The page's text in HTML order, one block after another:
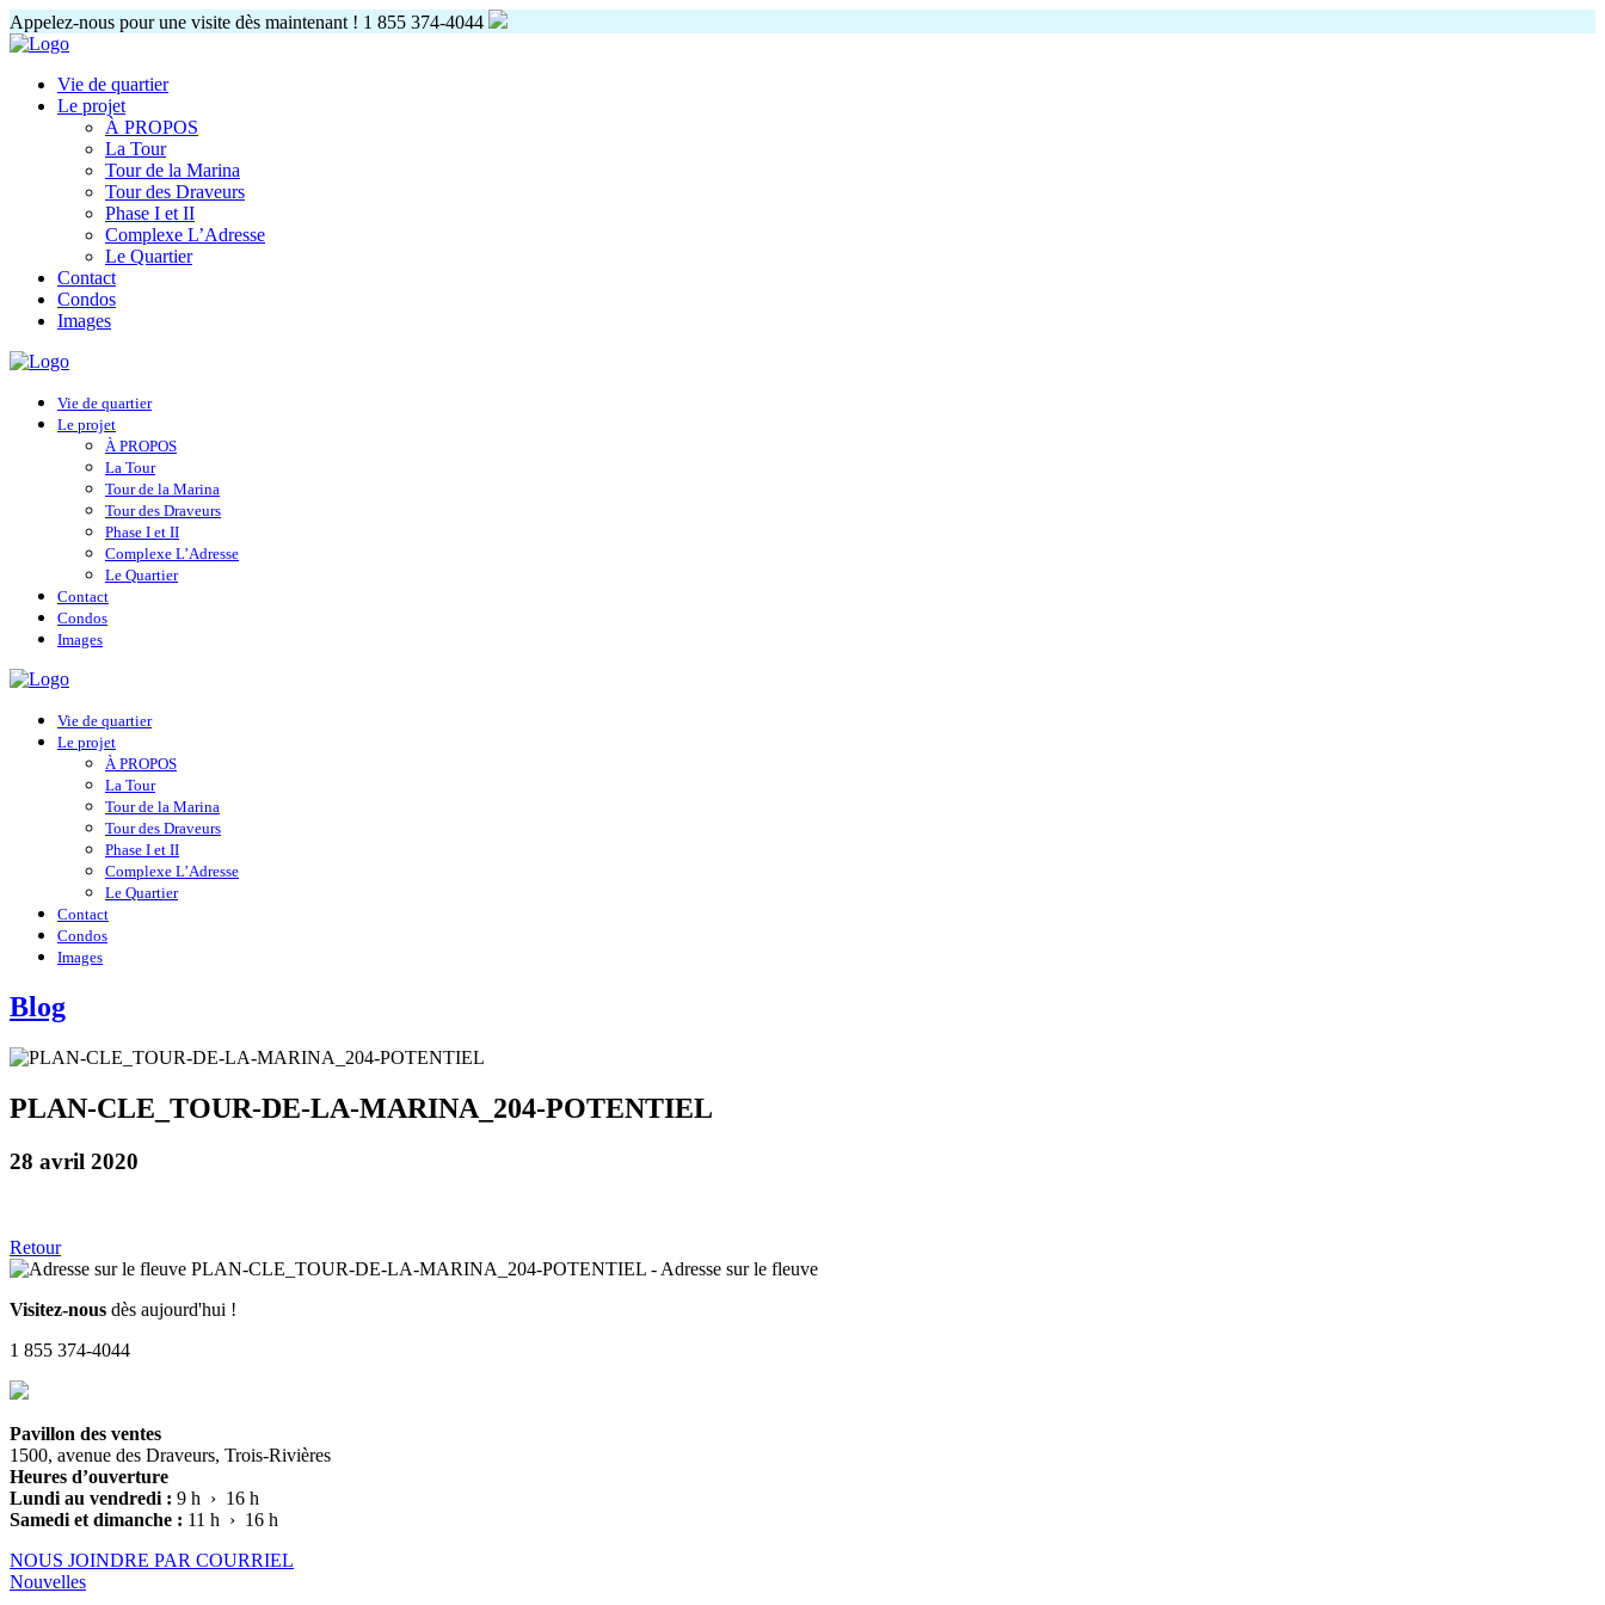
Appelez-nous pour une visite dès maintenant ! 1 855 374-4044
Vie de quartier
Le projet
À PROPOS
La Tour
Tour de la Marina
Tour des Draveurs
Phase I et II
Complexe L’Adresse
Le Quartier
Contact
Condos
Images
Vie de quartier
Le projet
À PROPOS
La Tour
Tour de la Marina
Tour des Draveurs
Phase I et II
Complexe L’Adresse
Le Quartier
Contact
Condos
Images
Vie de quartier
Le projet
À PROPOS
La Tour
Tour de la Marina
Tour des Draveurs
Phase I et II
Complexe L’Adresse
Le Quartier
Contact
Condos
Images
Blog
PLAN-CLE_TOUR-DE-LA-MARINA_204-POTENTIEL
28 avril 2020
Retour
Visitez-nous dès aujourd'hui !
1 855 374-4044
Pavillon des ventes
1500, avenue des Draveurs, Trois-Rivières
Heures d’ouverture
Lundi au vendredi : 9 h › 16 h
Samedi et dimanche : 11 h › 16 h
NOUS JOINDRE PAR COURRIEL
Nouvelles